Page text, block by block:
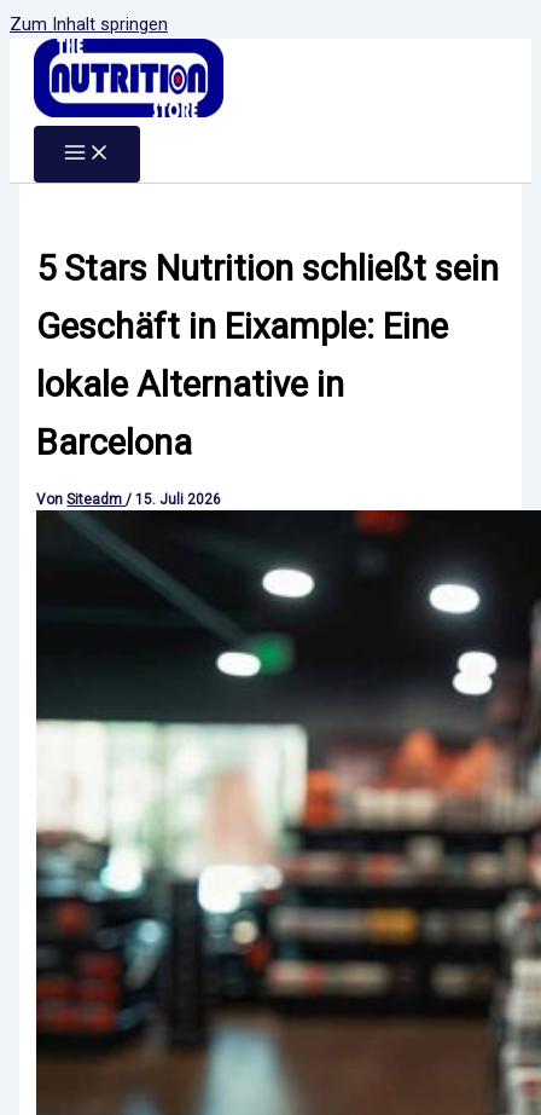
Zum Inhalt springen
5 Stars Nutrition schließt sein
Geschäft in Eixample: Eine
lokale Alternative in
Barcelona
VonSiteadm/15. Juli 2026